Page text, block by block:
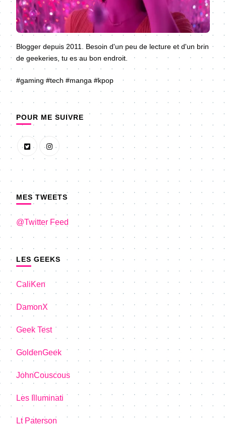
Blogger depuis 2011. Besoin d'un peu de lecture et d'un brin
de geekeries, tu es au bon endroit.
#gaming #tech #manga #kpop
POUR ME SUIVRE
MES TWEETS
@Twitter Feed
LES GEEKS
CaliKen
DamonX
Geek Test
GoldenGeek
JohnCouscous
Les Illuminati
Lt Paterson